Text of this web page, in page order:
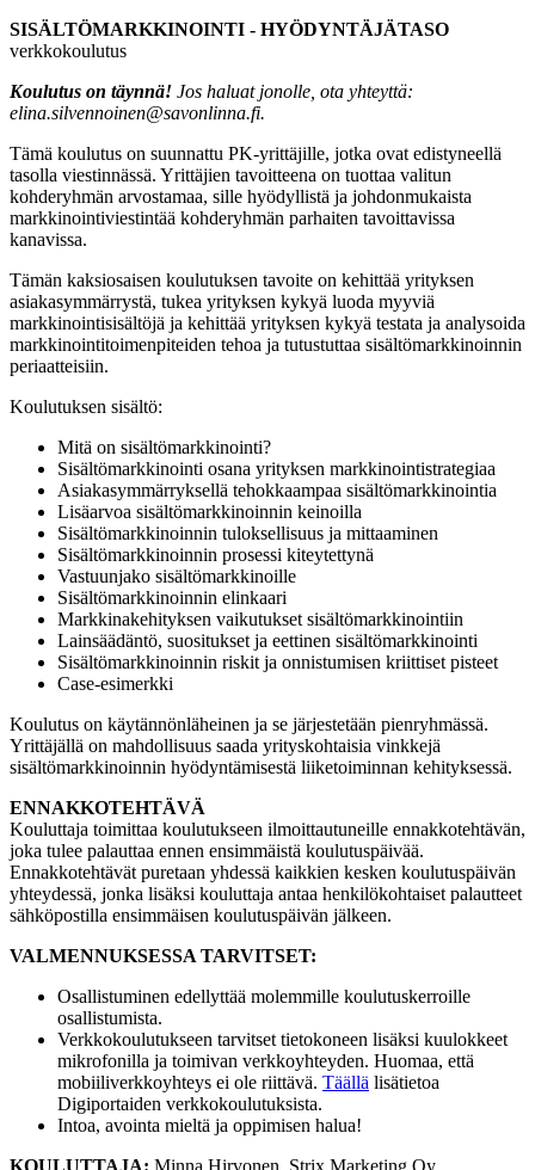
SISÄLTÖMARKKINOINTI - HYÖDYNTÄJÄTASO
verkkokoulutus
Koulutus on täynnä! Jos haluat jonolle, ota yhteyttä:
elina.silvennoinen@savonlinna.fi.
Tämä koulutus on suunnattu PK-yrittäjille, jotka ovat edistyneellä
tasolla viestinnässä. Yrittäjien tavoitteena on tuottaa valitun
kohderyhmän arvostamaa, sille hyödyllistä ja johdonmukaista
markkinointiviestintää kohderyhmän parhaiten tavoittavissa
kanavissa.
Tämän kaksiosaisen koulutuksen tavoite on kehittää yrityksen
asiakasymmärrystä, tukea yrityksen kykyä luoda myyviä
markkinointisisältöjä ja kehittää yrityksen kykyä testata ja analysoida
markkinointitoimenpiteiden tehoa ja tutustuttaa sisältömarkkinoinnin
periaatteisiin.
Koulutuksen sisältö:
Mitä on sisältömarkkinointi?
Sisältömarkkinointi osana yrityksen markkinointistrategiaa
Asiakasymmärryksellä tehokkaampaa sisältömarkkinointia
Lisäarvoa sisältömarkkinoinnin keinoilla
Sisältömarkkinoinnin tuloksellisuus ja mittaaminen
Sisältömarkkinoinnin prosessi kiteytettynä
Vastuunjako sisältömarkkinoille
Sisältömarkkinoinnin elinkaari
Markkinakehityksen vaikutukset sisältömarkkinointiin
Lainsäädäntö, suositukset ja eettinen sisältömarkkinointi
Sisältömarkkinoinnin riskit ja onnistumisen kriittiset pisteet
Case-esimerkki
Koulutus on käytännönläheinen ja se järjestetään pienryhmässä.
Yrittäjällä on mahdollisuus saada yrityskohtaisia vinkkejä
sisältömarkkinoinnin hyödyntämisestä liiketoiminnan kehityksessä.
ENNAKKOTEHTÄVÄ
Kouluttaja toimittaa koulutukseen ilmoittautuneille ennakkotehtävän,
joka tulee palauttaa ennen ensimmäistä koulutuspäivää.
Ennakkotehtävät puretaan yhdessä kaikkien kesken koulutuspäivän
yhteydessä, jonka lisäksi kouluttaja antaa henkilökohtaiset palautteet
sähköpostilla ensimmäisen koulutuspäivän jälkeen.
VALMENNUKSESSA TARVITSET:
Osallistuminen edellyttää molemmille koulutuskerroille
osallistumista.
Verkkokoulutukseen tarvitset tietokoneen lisäksi kuulokkeet
mikrofonilla ja toimivan verkkoyhteyden. Huomaa, että
mobiiliverkkoyhteys ei ole riittävä. Täällä lisätietoa
Digiportaiden verkkokoulutuksista.
Intoa, avointa mieltä ja oppimisen halua!
KOULUTTAJA: Minna Hirvonen, Strix Marketing Oy.